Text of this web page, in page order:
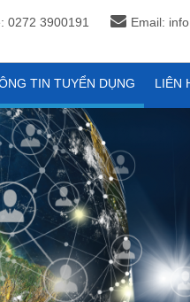
0272 3900191 Email:
TIN TUYỂN DỤNG LIÊN